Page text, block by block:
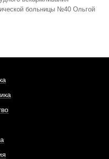
больницы №40 Ольгой